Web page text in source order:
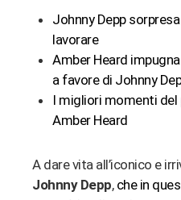
Johnny Depp
lavorare
Amber Heard
a favore di Johnny
I migliori momenti del
Amber Heard
A dare vita all’iconico e
Johnny Depp, che in